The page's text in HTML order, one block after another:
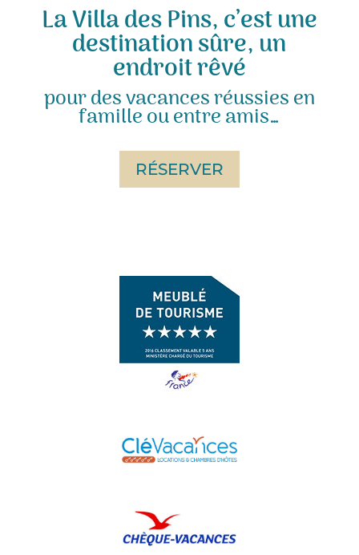
La Villa des Pins, c’est une
destination sûre, un
endroit rêvé
pour des vacances réussies en
famille ou entre amis…
RÉSERVER